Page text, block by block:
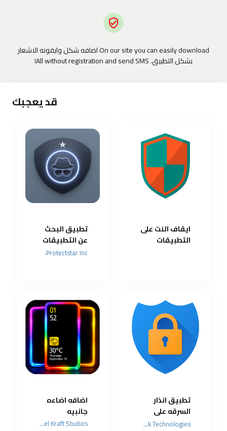
On our site you can easily download اضافه شكل وايقونه الاشعار
بشكل التطبيق. All without registration and send SMS!
قد يعجبك
ايقاف النت على
التطبيقات
تطبيق البحث
عن التطبيقات
المخفية
Protectstar Inc.
تطبيق انذار
السرقه على
هاتف
RaLok Technologies
اضافه اضاءه
جانبيه
Pixel Kraft Studios